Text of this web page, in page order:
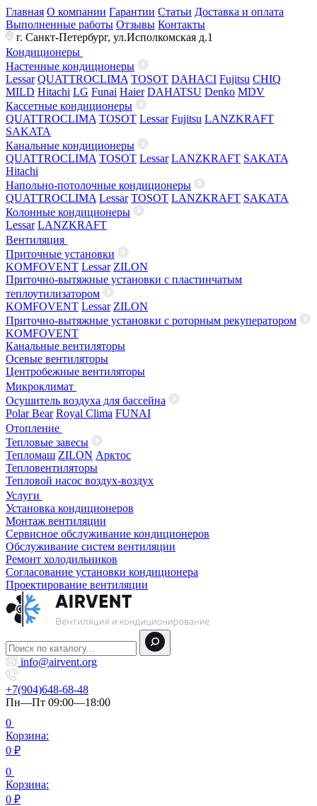
Главная О компании Гарантии Статьи Доставка и оплата
Выполненные работы Отзывы Контакты
г. Санкт-Петербург, ул.Исполкомская д.1
Кондиционеры
Настенные кондиционеры
Lessar QUATTROCLIMA TOSOT DAHACI Fujitsu CHIQ
MILD Hitachi LG Funai Haier DAHATSU Denko MDV
Кассетные кондиционеры
QUATTROCLIMA TOSOT Lessar Fujitsu LANZKRAFT
SAKATA
Канальные кондиционеры
QUATTROCLIMA TOSOT Lessar LANZKRAFT SAKATA
Hitachi
Напольно-потолочные кондиционеры
QUATTROCLIMA Lessar TOSOT LANZKRAFT SAKATA
Колонные кондиционеры
Lessar LANZKRAFT
Вентиляция
Приточные установки
KOMFOVENT Lessar ZILON
Приточно-вытяжные установки с пластинчатым
теплоутилизатором
KOMFOVENT Lessar ZILON
Приточно-вытяжные установки с роторным рекуператором
KOMFOVENT
Канальные вентиляторы
Осевые вентиляторы
Центробежные вентиляторы
Микроклимат
Осушитель воздуха для бассейна
Polar Bear Royal Clima FUNAI
Отопление
Тепловые завесы
Тепломаш ZILON Арктос
Тепловентиляторы
Тепловой насос воздух-воздух
Услуги
Установка кондиционеров
Монтаж вентиляции
Сервисное обслуживание кондиционеров
Обслуживание систем вентиляции
Ремонт холодильников
Согласование установки кондиционера
Проектирование вентиляции
info@airvent.org
+7(904)648-68-48
Пн—Пт 09:00—18:00
0
Корзина:
0 ₽
0
Корзина:
0 ₽